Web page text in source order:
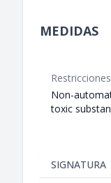
MEDIDAS
Non-
toxic
SIGNATURA